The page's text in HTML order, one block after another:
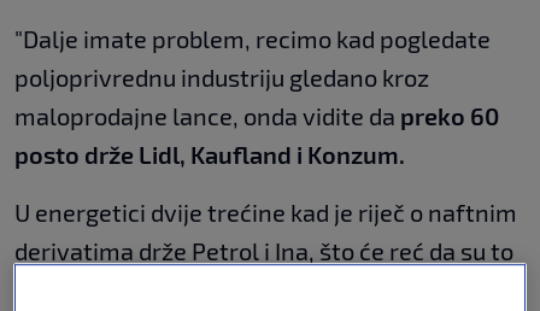
"Dalje imate problem, recimo kad pogledate
poljoprivrednu industriju gledano kroz
maloprodajne lance, onda vidite da preko 60
posto drže Lidl, Kaufland i Konzum.
U energetici dvije trećine kad je riječ o naftnim
derivatima drže Petrol i Ina, što će reć da su to